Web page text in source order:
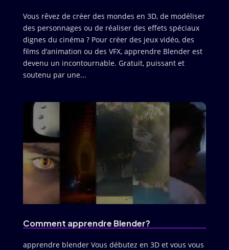
Vous rêvez de créer des mondes en 3D, de modéliser
des personnages ou de réaliser des effets spéciaux
dignes du cinéma ? Pour créer des jeux vidéo, des
films d’animation ou des VFX, apprendre Blender est
devenu un incontournable. Gratuit, puissant et
soutenu par une...
Comment apprendre Blender?
apprendre blender Vous débutez en 3D et vous vous